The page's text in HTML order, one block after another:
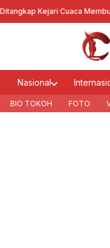
Kejari· Cuaca Memburuk,
Nasional
BIO TOKOH FOTO